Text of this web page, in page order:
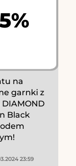
na
garnki z
DIAMOND
Black
23:59